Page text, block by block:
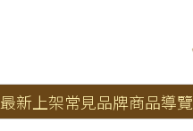
最新上架常見品牌商品導覽